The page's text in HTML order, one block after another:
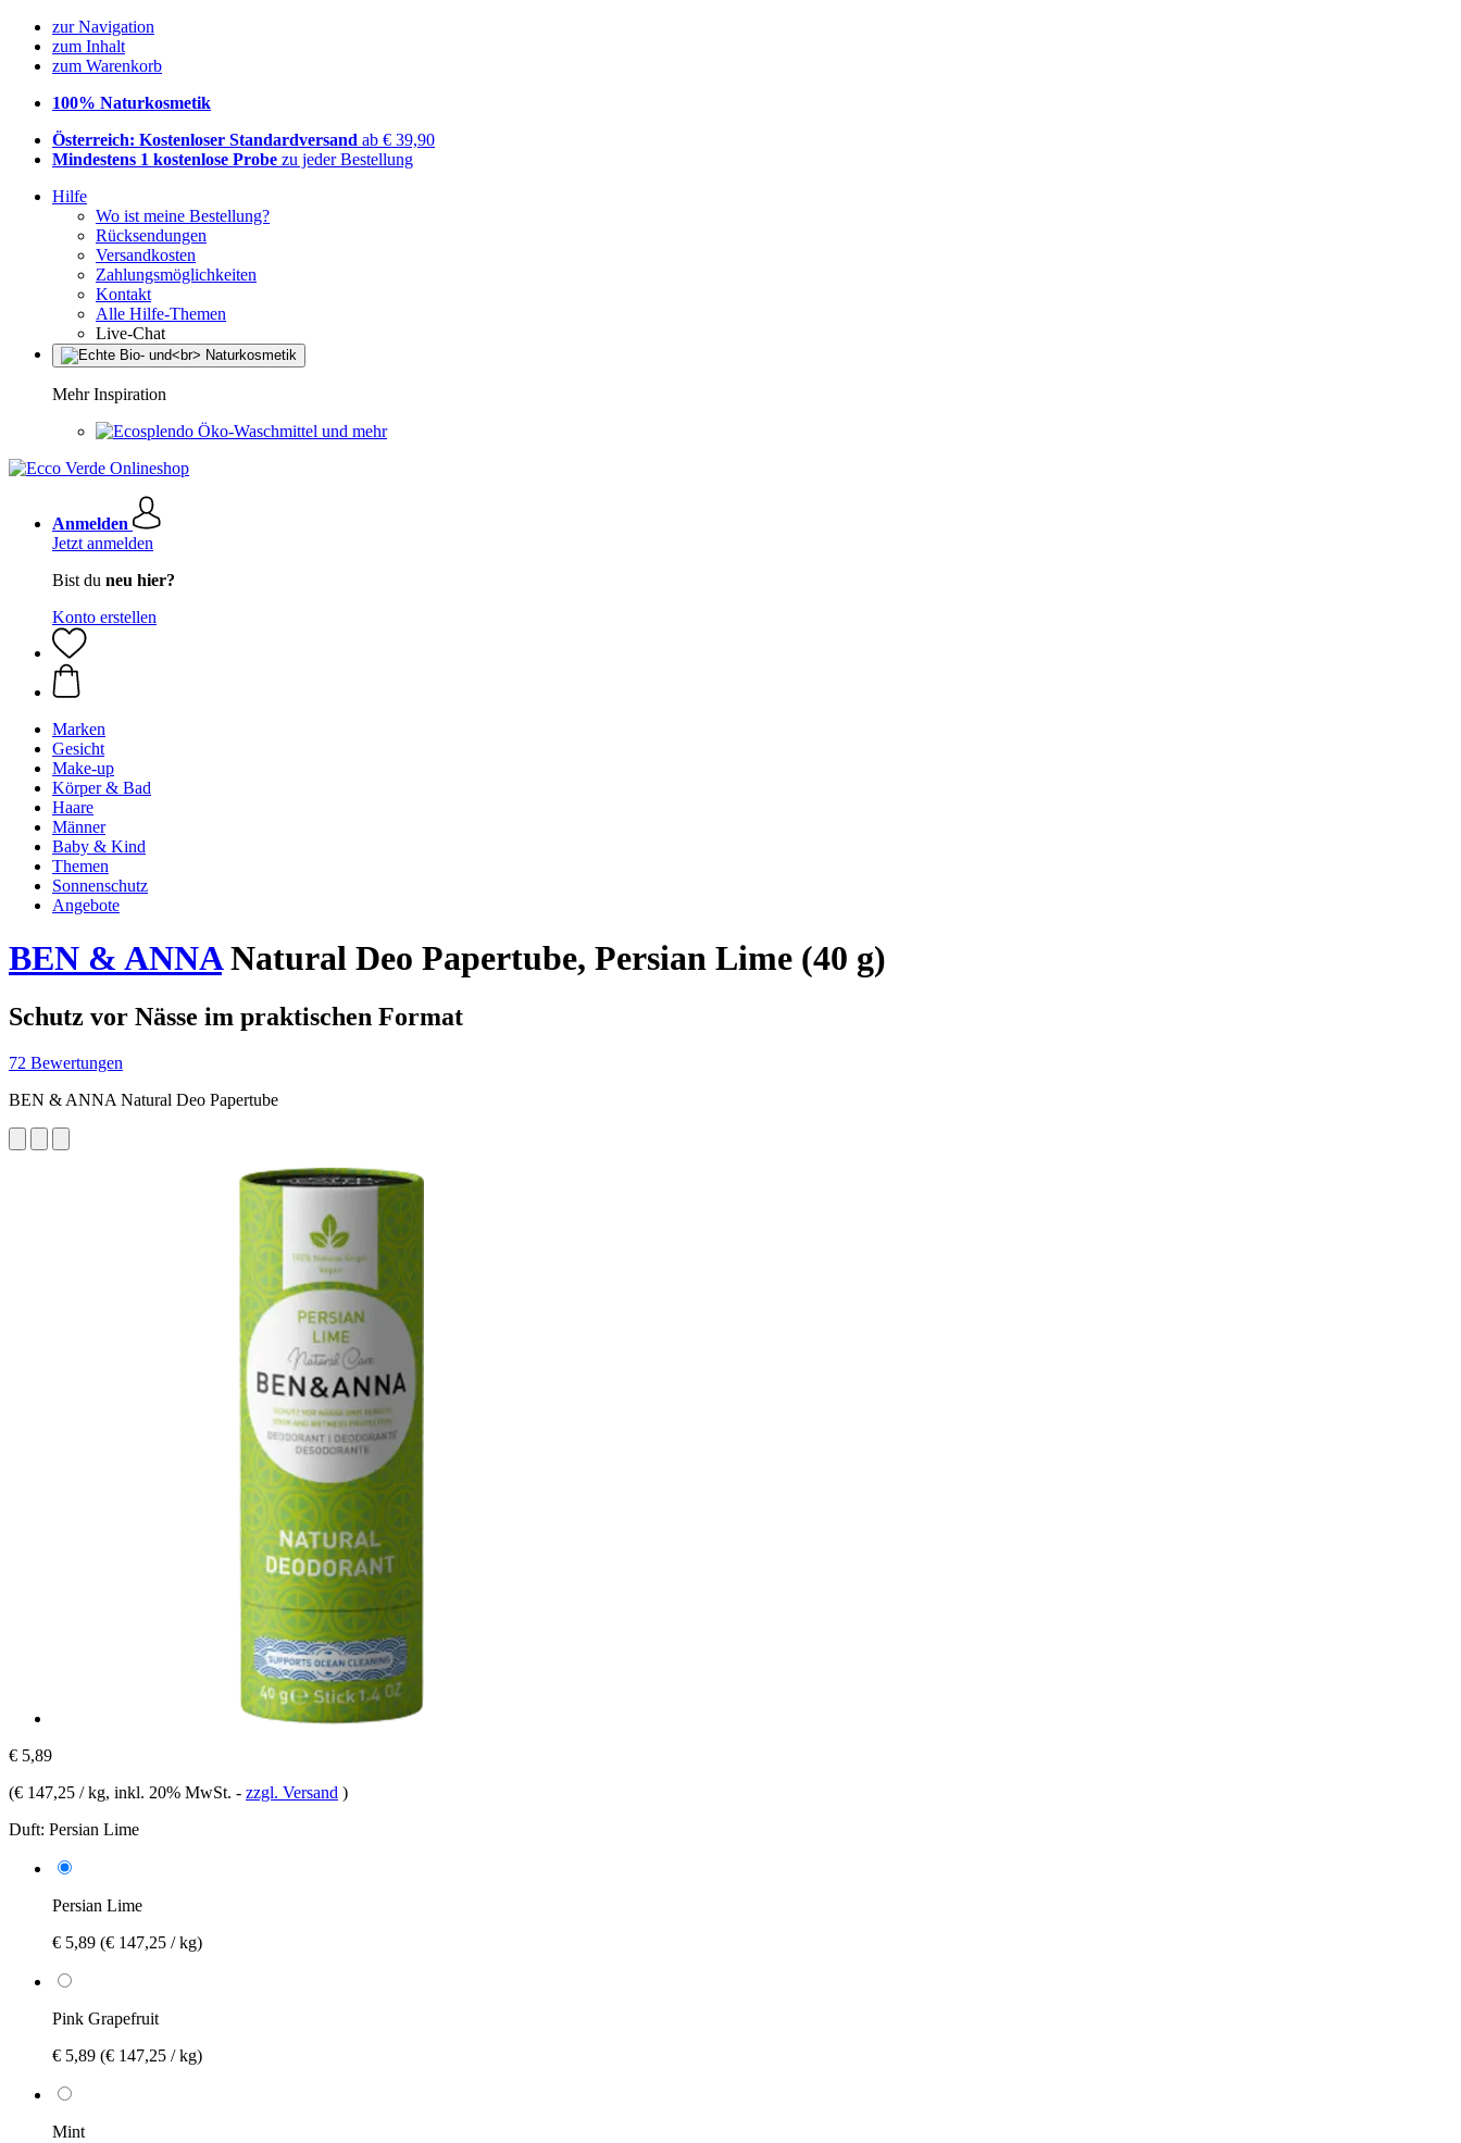
zur Navigation
zum Inhalt
zum Warenkorb
100% Naturkosmetik
Österreich: Kostenloser Standardversand ab € 39,90
Mindestens 1 kostenlose Probe zu jeder Bestellung
Hilfe
Wo ist meine Bestellung?
Rücksendungen
Versandkosten
Zahlungsmöglichkeiten
Kontakt
Alle Hilfe-Themen
Live-Chat
Mehr Inspiration
Öko-Waschmittel und mehr
Anmelden
Jetzt anmelden
Bist du neu hier?
Konto erstellen
Marken
Gesicht
Make-up
Körper & Bad
Haare
Männer
Baby & Kind
Themen
Sonnenschutz
Angebote
BEN & ANNANatural Deo Papertube, Persian Lime (40 g)
Schutz vor Nässe im praktischen Format
72 Bewertungen
BEN & ANNA Natural Deo Papertube
€ 5,89
(€ 147,25 / kg, inkl. 20% MwSt. - zzgl. Versand )
Duft: Persian Lime
Persian Lime
€ 5,89 (€ 147,25 / kg)
Pink Grapefruit
€ 5,89 (€ 147,25 / kg)
Mint